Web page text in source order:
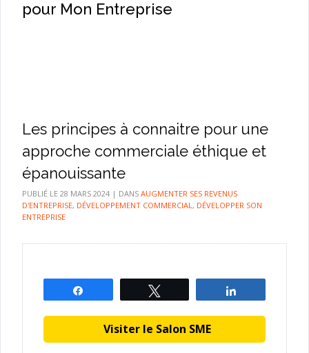
pour Mon Entreprise
Les principes à connaitre pour une
approche commerciale éthique et
épanouissante
PUBLIÉ LE 28 MARS 2024| DANS AUGMENTER SES REVENUS
D'ENTREPRISE, DÉVELOPPEMENT COMMERCIAL, DÉVELOPPER SON
ENTREPRISE
Visiter le Salon SME